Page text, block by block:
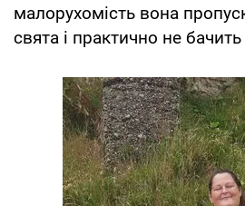
малорухомість вона
свята і практично не бачить